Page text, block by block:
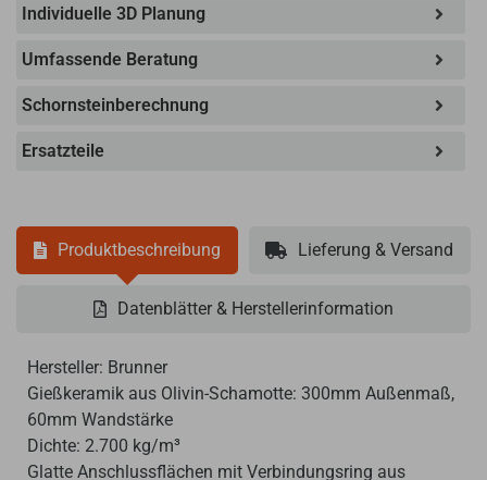
Individuelle 3D Planung
Umfassende Beratung
Schornsteinberechnung
Ersatzteile
Produktbeschreibung Lieferung & Versand
Datenblätter & Herstellerinformation
Hersteller: Brunner
Gießkeramik aus Olivin-Schamotte: 300mm Außenmaß,
60mm Wandstärke
Dichte: 2.700 kg/m³
Glatte Anschlussflächen mit Verbindungsring aus